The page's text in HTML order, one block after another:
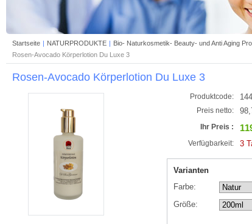
Startseite | NATURPRODUKTE | Bio- Naturkosmetik- Beauty- und Anti Aging
Rosen-Avocado Körperlotion Du Luxe 3
Rosen-Avocado Körperlotion Du Luxe 3
Produktcode:
Preis netto:
Ihr Preis :
Verfügbarkeit: 3
Varianten
Farbe:
Größe: